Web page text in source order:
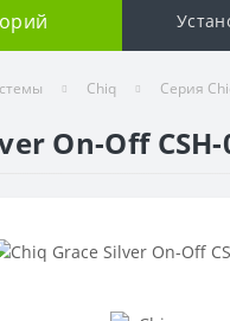
Chiq Серия
On-Off CSH-